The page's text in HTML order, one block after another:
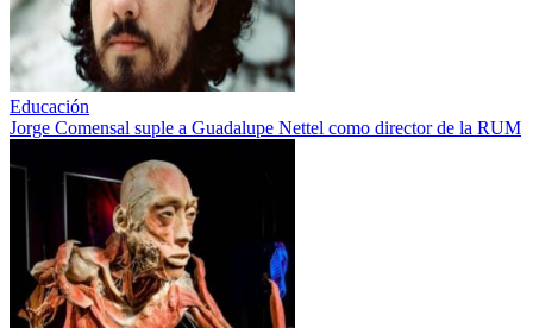
Educación
Jorge Comensal suple a Guadalupe Nettel como director de la RUM